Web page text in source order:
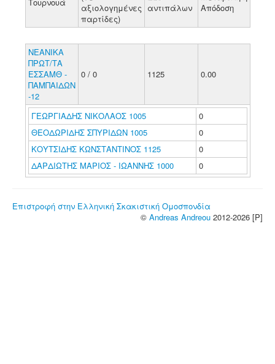
αξιολογημένες
παρτίδες)
αντιπάλων
Απόδοση
ΝΕΑΝΙΚΑ
ΠΡΩΤ/ΤΑ
ΕΣΣΑΜΘ -
ΠΑΜΠΑΙΔΩΝ
-12
0 / 0 1125 0.00
ΓΕΩΡΓΙΑΔΗΣ ΝΙΚΟΛΑΟΣ 1005
0
ΘΕΟΔΩΡΙΔΗΣ ΣΠΥΡΙΔΩΝ 1005
0
ΚΟΥΤΣΙΔΗΣ ΚΩΝΣΤΑΝΤΙΝΟΣ 1125
0
ΔΑΡΔΙΩΤΗΣ ΜΑΡΙΟΣ - ΙΩΑΝΝΗΣ 1000
0
Επιστροφή στην Ελληνική Σκακιστική Ομοσπονδία
© Andreas Andreou 2012-2026 [P]